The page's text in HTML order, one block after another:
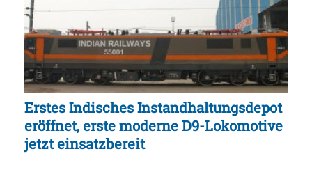
Erstes Indisches Instandhaltungsdepot
eröffnet, erste moderne D9-Lokomotive
jetzt einsatzbereit